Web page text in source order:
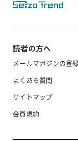
読者の方へ
メールマガジンの登
よくある質問
サイトマップ
会員規約